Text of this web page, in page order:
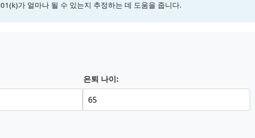
가 얼마나 될 수 있는지 추정하는 데 도움을 줍니다.
은퇴 나이: